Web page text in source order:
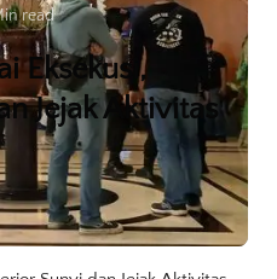
read
Eksekusi,
Jejak Aktivitas